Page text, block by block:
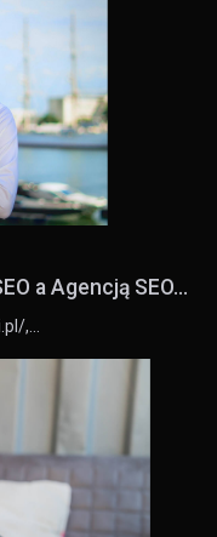
a Agencją SEO...
,…